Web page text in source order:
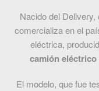
Nacido del
comercializa en el
eléctrica,
camión
El modelo, que fue